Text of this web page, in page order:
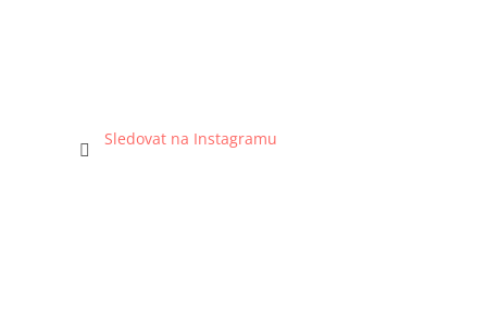
Sledovat na Instagramu